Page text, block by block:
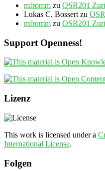
mfromm zu OSR201
Lukas C. Bossert zu
mfromm zu OSR201
Support Openness!
Lizenz
This work is licensed under a
International License.
Folgen